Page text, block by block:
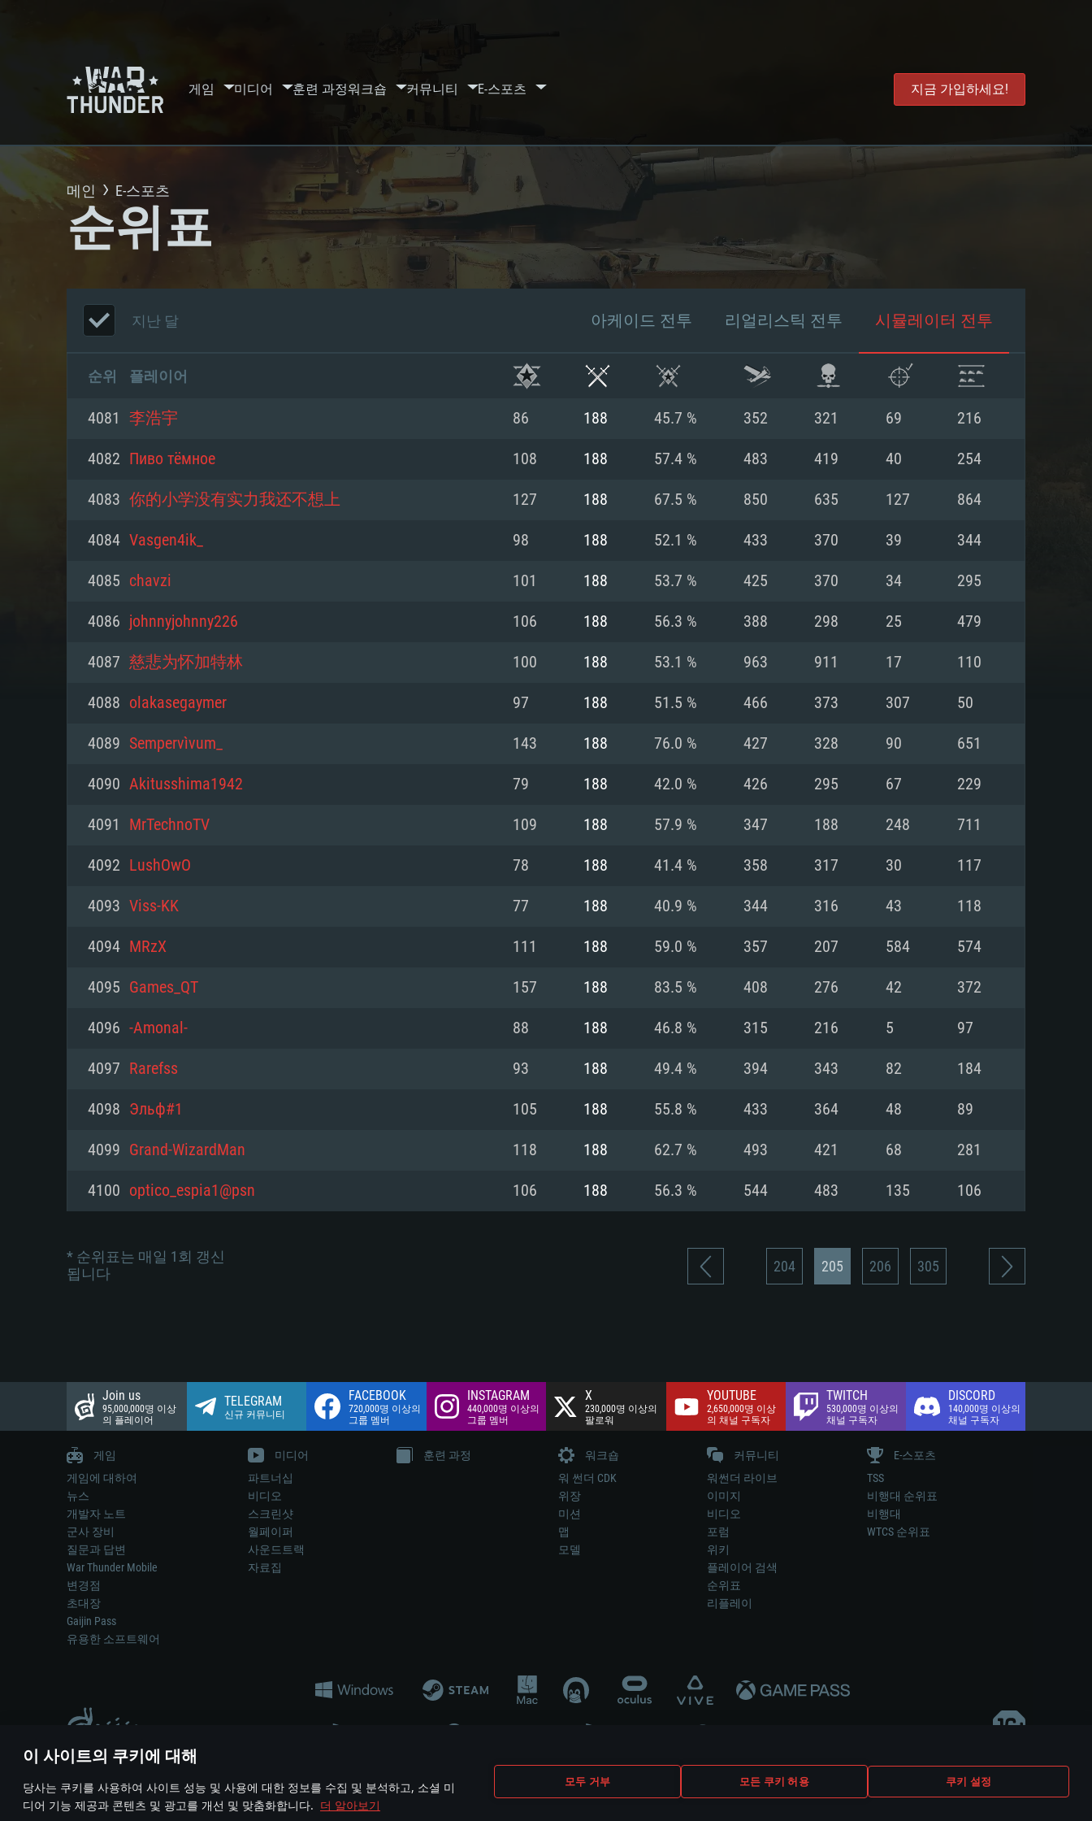
이 사이트의 쿠키에 대해
당사는 쿠키를 사용하여 사이트 성능 및 사용에 대한 정보를 수집 및 분석하고, 소셜 미
디어 기능 제공과 콘텐츠 및 광고를 개선 및 맞춤화합니다. 더 알아보기
모두 거부 모든 쿠키 허용 쿠키 설정
게임 미디어 훈련 과정워크숍 커뮤니티 E-스포츠 지금 가입하세요!
시스템 요구사항
PC MAC Linux
최소사양
운영체제: Windows 10 (64 bit)
프로세서: 2.2 GHz 듀얼코어 이상
메모리: 4GB
그래픽 카드: DirectX 11 이상을 지원하는 AMD
해상도: 720p
네트워크: 브로드밴드 인터넷
여유 저장 공간: 22.1 GB (최소 클라이언트)
권장 사양
운영체제: Windows 10/11 (64 bit)
프로세서: Intel Core i5 또는 Ryzen 5 3600 이상
메모리: 16 GB 이상
그래픽 카드: DirectX 11 이상을 지원하는 Nvidia
최소사양
운영체제: Mac OS Big Sur 11.0
프로세서: 최소 2.2 GHz의 Core i5 (Intel Xeon 은 지
(Mac), 혹은 이와 비슷한 성능을 가지는 Mac 버전
의 AMD/Nvidia. 최소 해상도: 720p
네트워크: 브로드밴드 인터넷
여유 저장 공간: 22.1 GB (최소 클라이언트)
권장 사양
운영체제: Mac OS Big Sur 11.0
프로세서: Core i7 (Intel Xeon 은 지원하지 않습니
네트워크: 브로드밴드 인터넷
여유 저장 공간: 62.2 GB (전체 클라이언트)
최소사양
운영체제: 64bit Linux 중 최신 버전
프로세서: 2.4 GHz 듀얼코어
메모리: 4 GB
그래픽 카드: Vulkan 을 지원하고, 최신 그래픽 드라
와 동급의 성능을 가지며 최신 그래픽 드라이버를
지원하는 AMD (6개월 미만; 최소사양 지원 해상도
권장 사양
운영체제: Ubuntu 20.04 64bit
프로세서: Intel Core i7
메모리: 16 GB
그래픽 카드: Vulkan 을 지원하고, 최신 그래픽 드라
와 동급의 성능을 가지며 최신 그래픽 드라이버를
지원하는 AMD RX 570 (6개월 미만; 최소사양 지원
메인 E-스포츠
순위표
지난 달 아케이드 전투 리얼리스틱 전투 시뮬레이터 전투
순위 플레이어
4081 李浩宇 86 188 45.7 % 352 321 69 216
4082 Пиво тёмное 108 188 57.4 % 483 419 40 254
4083 你的小学没有实力我还不想上 127 188 67.5 % 850 635 127 864
4084 Vasgen4ik_ 98 188 52.1 % 433 370 39 344
4085 chavzi 101 188 53.7 % 425 370 34 295
4086 johnnyjohnny226 106 188 56.3 % 388 298 25 479
4087 慈悲为怀加特林 100 188 53.1 % 963 911 17 110
4088 olakasegaymer 97 188 51.5 % 466 373 307 50
4089 Sempervìvum_ 143 188 76.0 % 427 328 90 651
4090 Akitusshima1942 79 188 42.0 % 426 295 67 229
4091 MrTechnoTV 109 188 57.9 % 347 188 248 711
4092 LushOwO 78 188 41.4 % 358 317 30 117
4093 Viss-KK 77 188 40.9 % 344 316 43 118
4094 MRzX 111 188 59.0 % 357 207 584 574
4095 Games_QT 157 188 83.5 % 408 276 42 372
4096 -Amonal- 88 188 46.8 % 315 216 5 97
4097 Rarefss 93 188 49.4 % 394 343 82 184
4098 Эльф#1 105 188 55.8 % 433 364 48 89
4099 Grand-WizardMan 118 188 62.7 % 493 421 68 281
4100 optico_espia1@psn 106 188 56.3 % 544 483 135 106
* 순위표는 매일 1회 갱신
됩니다
204 205 206 305
Join us
95,000,000명 이상
의 플레이어
TELEGRAM
신규 커뮤니티
FACEBOOK
720,000명 이상의
그룹 멤버
INSTAGRAM
440,000명 이상의
그룹 멤버
X
230,000명 이상의
팔로워
YOUTUBE
2,650,000명 이상
의 채널 구독자
TWITCH
530,000명 이상의
채널 구독자
DISCORD
140,000명 이상의
채널 구독자
게임
게임에 대하여
뉴스
개발자 노트
군사 장비
질문과 답변
War Thunder Mobile
변경점
초대장
Gaijin Pass
유용한 소프트웨어
미디어
파트너십
비디오
스크린샷
월페이퍼
사운드트랙
자료집
훈련 과정
워크숍
워 썬더 CDK
위장
미션
맵
모델
커뮤니티
워썬더 라이브
이미지
비디오
포럼
위키
플레이어 검색
순위표
리플레이
E-스포츠
TSS
비행대 순위표
비행대
WTCS 순위표
게임 에서 어떠한 현실의 무기나 차량을 묘사하는 것은 무기 개발 업체나 장비 제조 업체가 게임 개발 후원 또는 홍보에 참여하지 않습니다..
© 2011—2026 Gaijin Games Kft. All trademarks, logos and brand names are the property of their respective owners.
이용 약관 이용 약관